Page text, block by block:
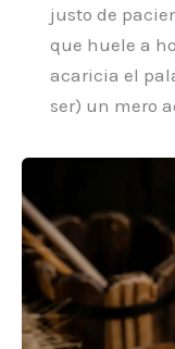
justo de
que huele a
acaricia el
ser) un mero